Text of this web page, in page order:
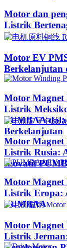
Motor dan
Listrik
Motor EV
Motor Magnet
Listrik
PUMBAA
Berkelanjutan
Motor Magnet
Listrik Rusia:
Inovatif
Motor Magnet
Listrik Eropa:
PUMBAA
Motor Magnet
Listrik